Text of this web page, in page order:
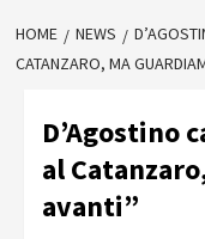
HOME NEWS
CATANZARO, MA
D’Agostino
al
avanti”